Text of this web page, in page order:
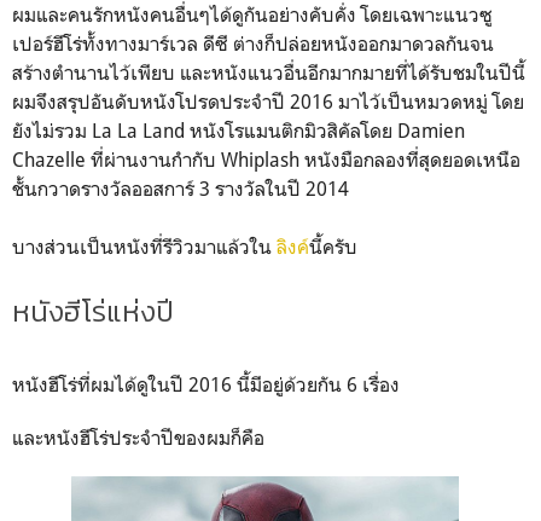
ผมและคนรักหนังคนอื่นๆได้ดูกันอย่างคับคั่ง โดยเฉพาะแนวซู
เปอร์ฮีโร่ทั้งทางมาร์เวล ดีซี ต่างก็ปล่อยหนังออกมาดวลกันจน
สร้างตำนานไว้เพียบ และหนังแนวอื่นอีกมากมายที่ได้รับชมในปีนี้
ผมจึงสรุปอันดับหนังโปรดประจำปี 2016 มาไว้เป็นหมวดหมู่ โดย
ยังไม่รวม La La Land หนังโรแมนติกมิวสิคัลโดย Damien
Chazelle ที่ผ่านงานกำกับ Whiplash หนังมือกลองที่สุดยอดเหนือ
ชั้นกวาดรางวัลออสการ์ 3 รางวัลในปี 2014
บางส่วนเป็นหนังที่รีวิวมาแล้วใน ลิงค์นี้ครับ
หนังฮีโร่แห่งปี
หนังฮีโร่ที่ผมได้ดูในปี 2016 นี้มีอยู่ด้วยกัน 6 เรื่อง
และหนังฮีโร่ประจำปีของผมก็คือ